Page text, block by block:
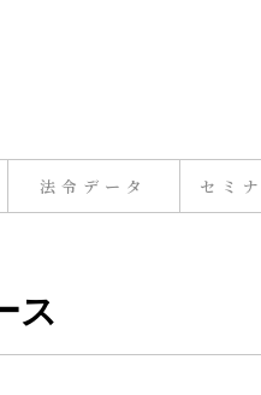
法令データ セミ
ス